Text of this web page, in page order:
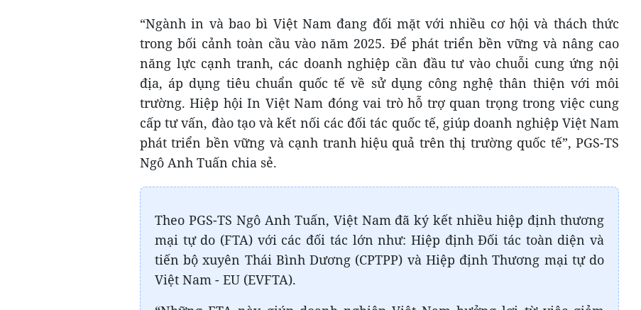
“Ngành in và bao bì Việt Nam đang đối mặt với nhiều cơ hội và thách thức
trong bối cảnh toàn cầu vào năm 2025. Để phát triển bền vững và nâng cao
năng lực cạnh tranh, các doanh nghiệp cần đầu tư vào chuỗi cung ứng nội
địa, áp dụng tiêu chuẩn quốc tế về sử dụng công nghệ thân thiện với môi
trường. Hiệp hội In Việt Nam đóng vai trò hỗ trợ quan trọng trong việc cung
cấp tư vấn, đào tạo và kết nối các đối tác quốc tế, giúp doanh nghiệp Việt Nam
phát triển bền vững và cạnh tranh hiệu quả trên thị trường quốc tế”, PGS-TS
Ngô Anh Tuấn chia sẻ.
Theo PGS-TS Ngô Anh Tuấn, Việt Nam đã ký kết nhiều hiệp định thương
mại tự do (FTA) với các đối tác lớn như: Hiệp định Đối tác toàn diện và
tiến bộ xuyên Thái Bình Dương (CPTPP) và Hiệp định Thương mại tự do
Việt Nam - EU (EVFTA).